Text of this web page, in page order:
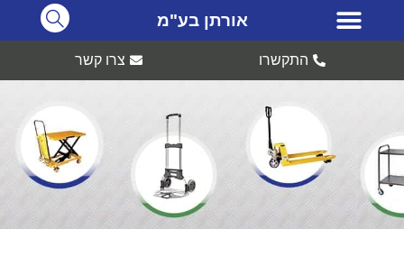
אורתן בע"מ
התקשרו צרו קשר